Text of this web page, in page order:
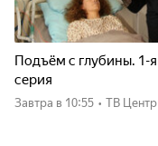
Подъём с глубины. 1-я
серия
Завтра в 10:55 • ТВ Центр